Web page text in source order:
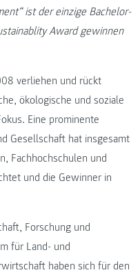
ist der einzige Bachelor-
Award gewinnen
verliehen und rückt
ökologische und soziale
Eine prominente
Gesellschaft hat insgesamt
Fachhochschulen und
und die Gewinner in
Forschung und
für Land- und
haben sich für den